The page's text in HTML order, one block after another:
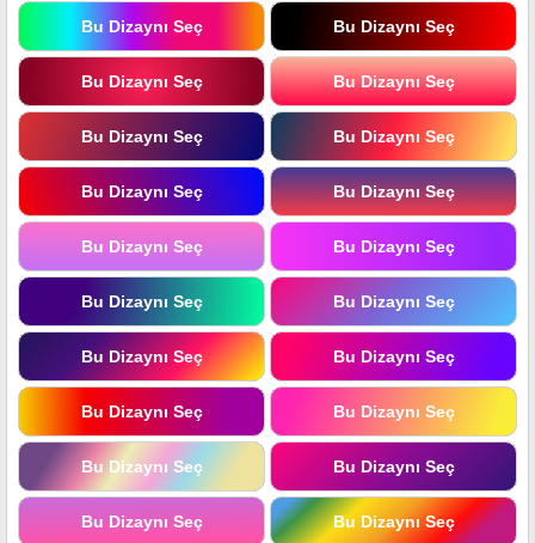
Bu Dizaynı Seç Bu Dizaynı Seç
Bu Dizaynı Seç Bu Dizaynı Seç
Bu Dizaynı Seç Bu Dizaynı Seç
Bu Dizaynı Seç Bu Dizaynı Seç
Bu Dizaynı Seç Bu Dizaynı Seç
Bu Dizaynı Seç Bu Dizaynı Seç
Bu Dizaynı Seç Bu Dizaynı Seç
Bu Dizaynı Seç Bu Dizaynı Seç
Bu Dizaynı Seç Bu Dizaynı Seç
Bu Dizaynı Seç Bu Dizaynı Seç